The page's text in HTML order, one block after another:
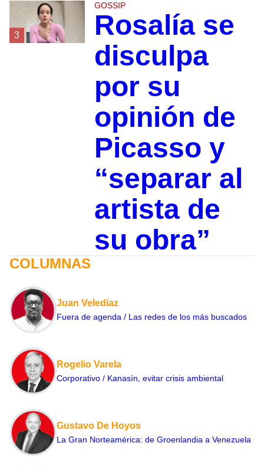
3
GOSSIP
Rosalía se
disculpa
por su
opinión de
Picasso y
“separar al
artista de
su obra”
COLUMNAS
Juan Veledíaz
Fuera de agenda / Las redes de los más buscados
Rogelio Varela
Corporativo / Kanasín, evitar crisis ambiental
Gustavo De Hoyos
La Gran Norteamérica: de Groenlandia a Venezuela